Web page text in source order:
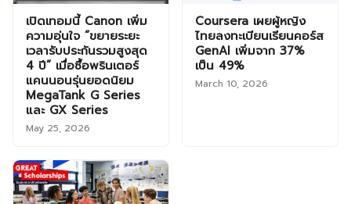
เปิดเทอมนี้ Canon เพิ่ม
ความอุ่นใจ “ขยายระยะ
เวลารับประกันรวมสูงสุด
4 ปี” เมื่อซื้อพรินเตอร์
แคนนอนรุ่นยอดนิยม
MegaTank G Series
และ GX Series
May 25, 2026
Coursera เผยผู้หญิง
ไทยลงทะเบียนเรียนคอร์ส
GenAI เพิ่มจาก 37%
เป็น 49%
March 10, 2026